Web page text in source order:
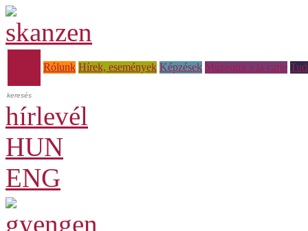
Rólunk Hírek, események Képzések Múzeumi à la carte
hírlevél
HUN
ENG